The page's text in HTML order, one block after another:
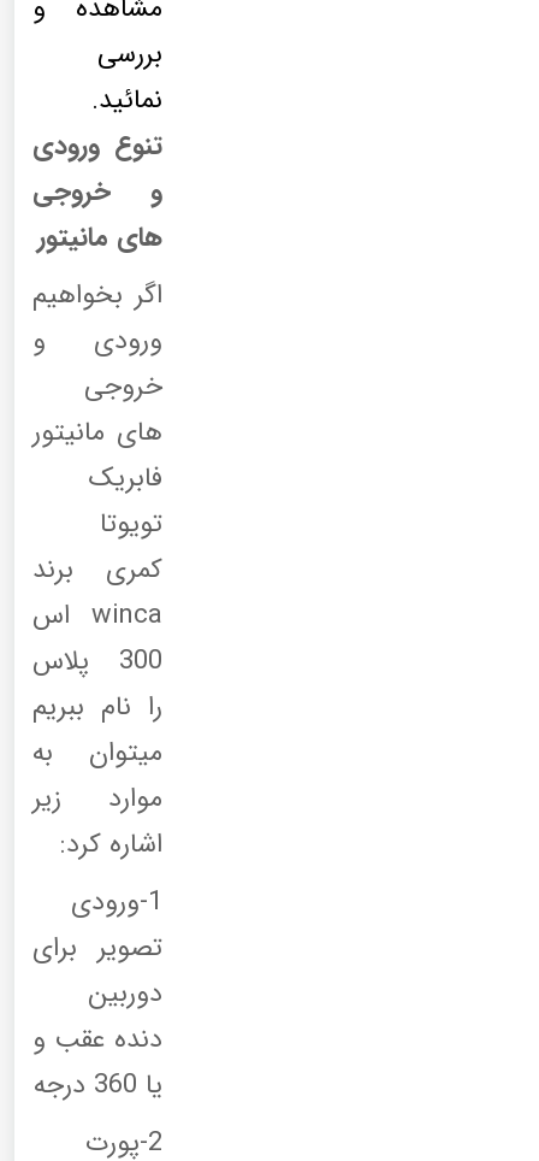
مشاهده و
بررسی
نمائید.
تنوع ورودی
و خروجی
های مانیتور
اگر بخواهیم
ورودی و
خروجی
های مانیتور
فابریک
تویوتا
کمری برند
winca اس
300 پلاس
را نام ببریم
میتوان به
موارد زیر
اشاره کرد:
1-ورودی
تصویر برای
دوربین
دنده عقب و
یا 360 درجه
2-پورت